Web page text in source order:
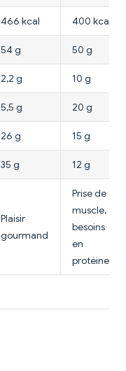
466 kcal 400 kcal
54 g 50 g
2,2 g 10 g
5,5 g 20 g
26 g 15 g
35 g 12 g
Plaisir
gourmand
Prise de
muscle,
besoins
en
protéines